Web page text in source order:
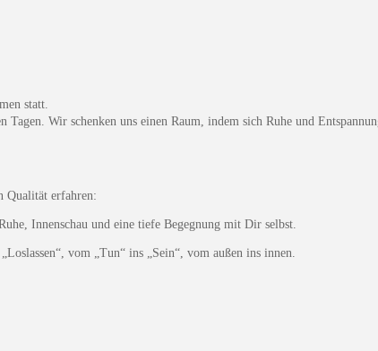
statt.
Wir schenken uns einen Raum, indem sich Ruhe und
Qualität erfahren:
Innenschau und eine tiefe Begegnung mit Dir selbst.
vom „Tun“ ins „Sein“, vom außen ins innen.